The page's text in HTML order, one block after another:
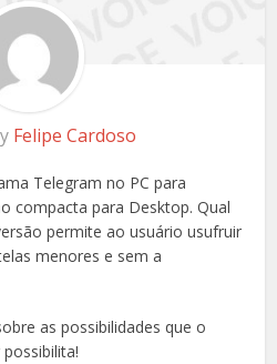
Felipe Cardoso
Telegram no PC para
compacta para Desktop. Qual
permite ao usuário usufruir
menores e sem a
as possibilidades que o